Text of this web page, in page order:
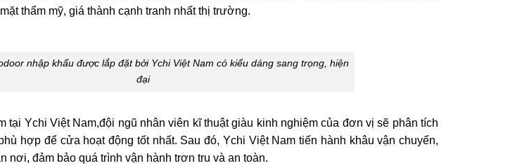
thẩm mỹ, giá thành cạnh tranh nhất thị trường.
nhập khẩu được lắp đặt bởi Ychi Việt Nam có kiểu dáng sang trọng, hiện
đại
tại Ychi Việt Nam,đội ngũ nhân viên kĩ thuật giàu kinh nghiệm của đơn vị sẽ phân tích
hợp để cửa hoạt động tốt nhất. Sau đó, Ychi Việt Nam tiến hành khâu vận chuyển,
nơi, đảm bảo quá trình vận hành trơn tru và an toàn.